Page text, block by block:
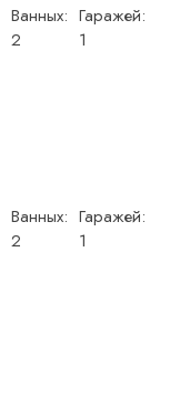
Ванных:
2
Гаражей:
1
Ванных:
2
Гаражей:
1